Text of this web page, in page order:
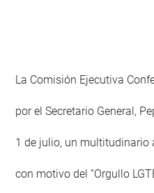
La Comisión Ejecutiva
por el Secretario General,
1 de julio, un multitudinario
con motivo del “Orgullo